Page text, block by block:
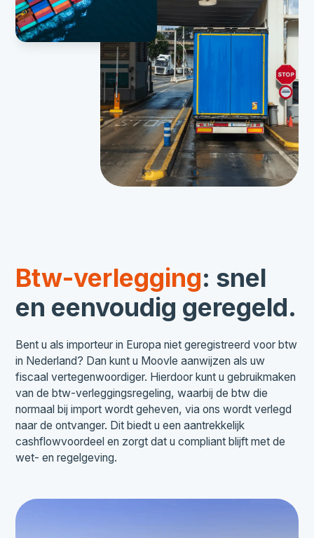
Btw-verlegging: snel
en eenvoudig geregeld.
Bent u als importeur in Europa niet geregistreerd voor btw
in Nederland? Dan kunt u Moovle aanwijzen als uw
fiscaal vertegenwoordiger. Hierdoor kunt u gebruikmaken
van de btw-verleggingsregeling, waarbij de btw die
normaal bij import wordt geheven, via ons wordt verlegd
naar de ontvanger. Dit biedt u een aantrekkelijk
cashflowvoordeel en zorgt dat u compliant blijft met de
wet- en regelgeving.